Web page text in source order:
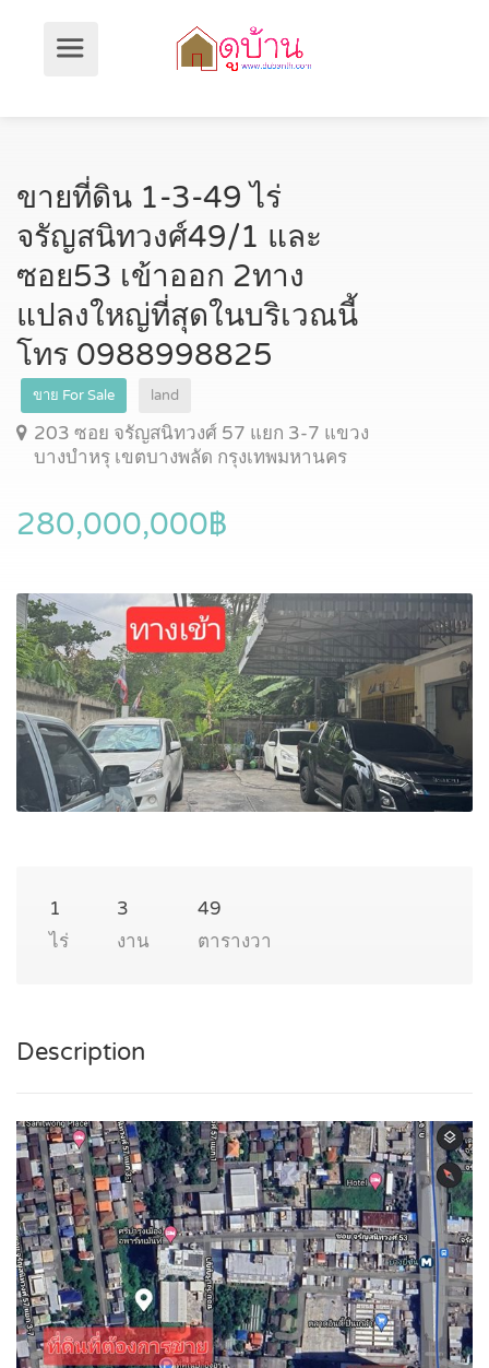
ขายที่ดิน 1-3-49 ไร่
จรัญสนิทวงศ์49/1 และ
ซอย53 เข้าออก 2ทาง
แปลงใหญ่ที่สุดในบริเวณนี้
โทร 0988998825
ขาย For Sale land
203 ซอย จรัญสนิทวงศ์ 57 แยก 3-7 แขวง
บางบำหรุ เขตบางพลัด กรุงเทพมหานคร
280,000,000฿
1
ไร่
3
งาน
49
ตารางวา
Description